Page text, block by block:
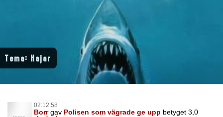
Tema: Hajar
02:12:58
Borrgav Polisen som vägrade ge upp betyget 3,0